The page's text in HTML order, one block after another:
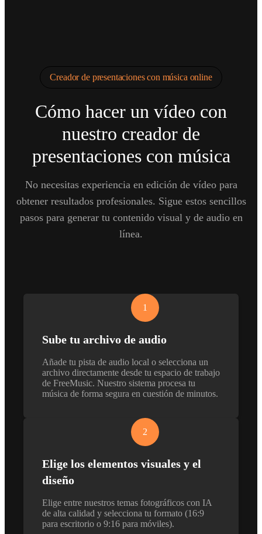
Creador de presentaciones con música online
Cómo hacer un vídeo con
nuestro creador de
presentaciones con música
No necesitas experiencia en edición de vídeo para
obtener resultados profesionales. Sigue estos sencillos
pasos para generar tu contenido visual y de audio en
línea.
1
Sube tu archivo de audio
Añade tu pista de audio local o selecciona un
archivo directamente desde tu espacio de trabajo
de FreeMusic. Nuestro sistema procesa tu
música de forma segura en cuestión de minutos.
2
Elige los elementos visuales y el
diseño
Elige entre nuestros temas fotográficos con IA
de alta calidad y selecciona tu formato (16:9
para escritorio o 9:16 para móviles).